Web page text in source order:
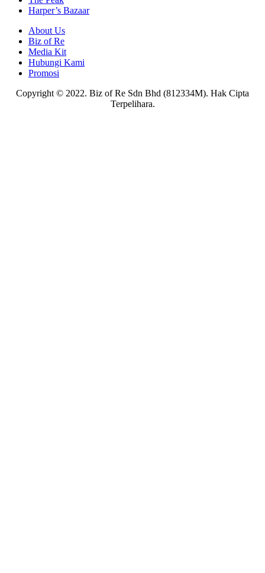
Harper’s Bazaar
About Us
Biz of Re
Media Kit
Hubungi Kami
Promosi
Copyright © 2022. Biz of Re Sdn Bhd (812334M). Hak Cipta
Terpelihara.